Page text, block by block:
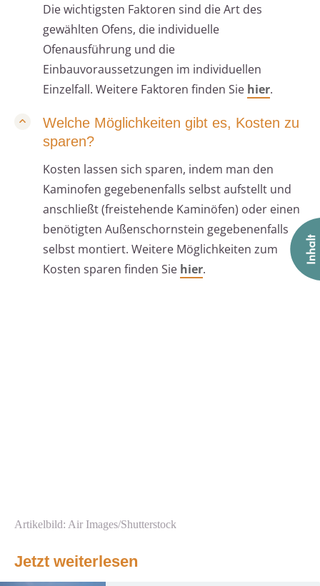
Die wichtigsten Faktoren sind die Art des
gewählten Ofens, die individuelle
Ofenausführung und die
Einbauvoraussetzungen im individuellen
Einzelfall. Weitere Faktoren finden Sie hier.
Welche Möglichkeiten gibt es, Kosten zu
sparen?
Kosten lassen sich sparen, indem man den
Kaminofen gegebenenfalls selbst aufstellt und
anschließt (freistehende Kaminöfen) oder einen
benötigten Außenschornstein gegebenenfalls
selbst montiert. Weitere Möglichkeiten zum
Kosten sparen finden Sie hier.
Artikelbild: Air Images/Shutterstock
Jetzt weiterlesen